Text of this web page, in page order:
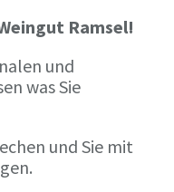
Ramsel!
und
was Sie
und Sie mit